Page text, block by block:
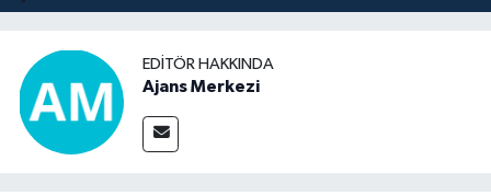
EDITÖR HAKKINDA
Ajans Merkezi